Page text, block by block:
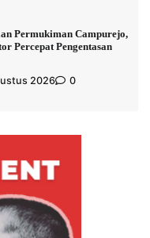
Permukiman Campurejo,
Percepat Pengentasan
2026 0